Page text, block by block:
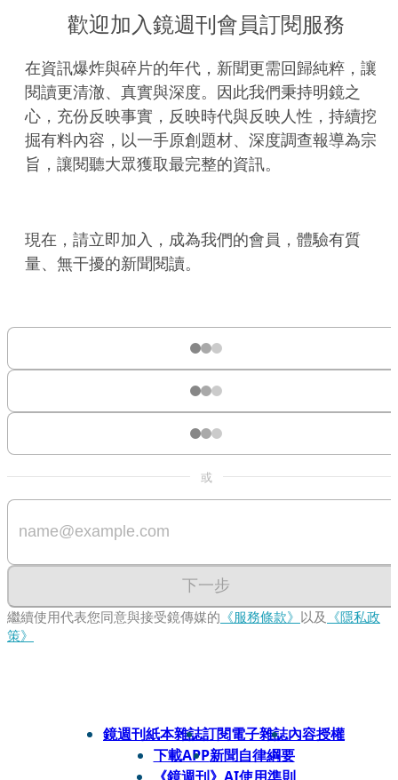
歡迎加入鏡週刊會員訂閱服務
在資訊爆炸與碎片的年代，新聞更需回歸純粹，讓
閱讀更清澈、真實與深度。因此我們秉持明鏡之
心，充份反映事實，反映時代與反映人性，持續挖
掘有料內容，以一手原創題材、深度調查報導為宗
旨，讓閱聽大眾獲取最完整的資訊。
現在，請立即加入，成為我們的會員，體驗有質
量、無干擾的新聞閱讀。
或
下一步
繼續使用代表您同意與接受鏡傳媒的 《服務條款》 以及 《隱私政
策》
鏡週刊紙本雜誌訂閱電子雜誌內容授權
下載APP新聞自律綱要